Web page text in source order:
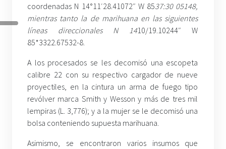
coordenadas N 14°11′28.41072″ W 8537:30 05148,
mientras tanto la de marihuana en las siguientes
líneas direccionales N 1410/19.10244″ W
85*3322.67532-8.
A los procesados se les decomisó una escopeta
calibre 22 con su respectivo cargador de nueve
proyectiles, en la cintura un arma de fuego tipo
revólver marca Smith y Wesson y más de tres mil
lempiras (L. 3,776); y a la mujer se le decomisó una
bolsa conteniendo supuesta marihuana.
Asimismo, se encontraron varios insumos que